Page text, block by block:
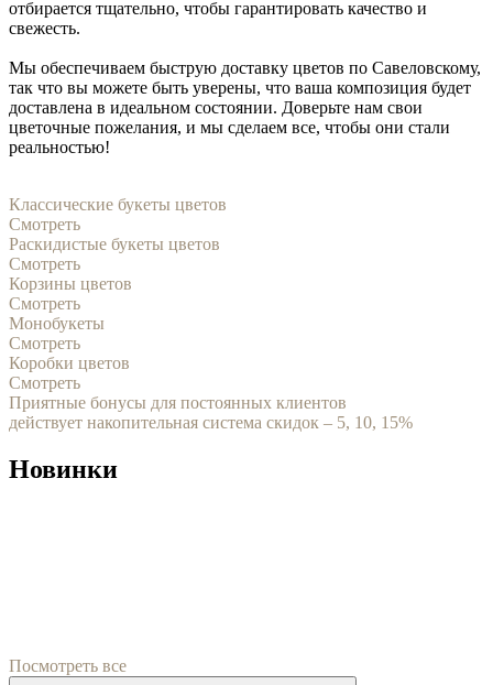
отбирается тщательно, чтобы гарантировать качество и
свежесть.
Мы обеспечиваем быструю доставку цветов по Савеловскому,
так что вы можете быть уверены, что ваша композиция будет
доставлена в идеальном состоянии. Доверьте нам свои
цветочные пожелания, и мы сделаем все, чтобы они стали
реальностью!
Классические букеты цветов
Смотреть
Раскидистые букеты цветов
Смотреть
Корзины цветов
Смотреть
Монобукеты
Смотреть
Коробки цветов
Смотреть
Приятные бонусы для постоянных клиентов
действует накопительная система скидок – 5, 10, 15%
Новинки
Посмотреть все